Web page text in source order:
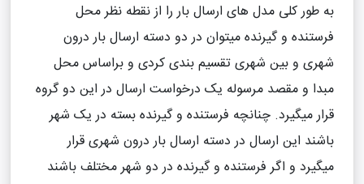
به طور کلی مدل های ارسال بار را از نقطه نظر محل
فرستنده و گیرنده میتوان در دو دسته ارسال بار درون
شهری و بین شهری تقسیم بندی کردی و براساس محل
مبدا و مقصد مرسوله یک درخواست ارسال در این دو گروه
قرار میگیرد. چنانچه فرستنده و گیرنده بسته در یک شهر
باشند این ارسال در دسته ارسال بار درون شهری قرار
میگیرد و اگر فرستنده و گیرنده در دو شهر مختلف باشند